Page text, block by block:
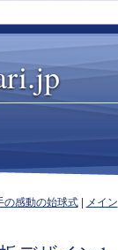
の感動の始球式| メイン